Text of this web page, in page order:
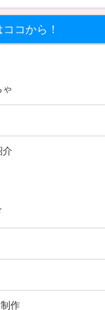
コから！
ゃ
介
作